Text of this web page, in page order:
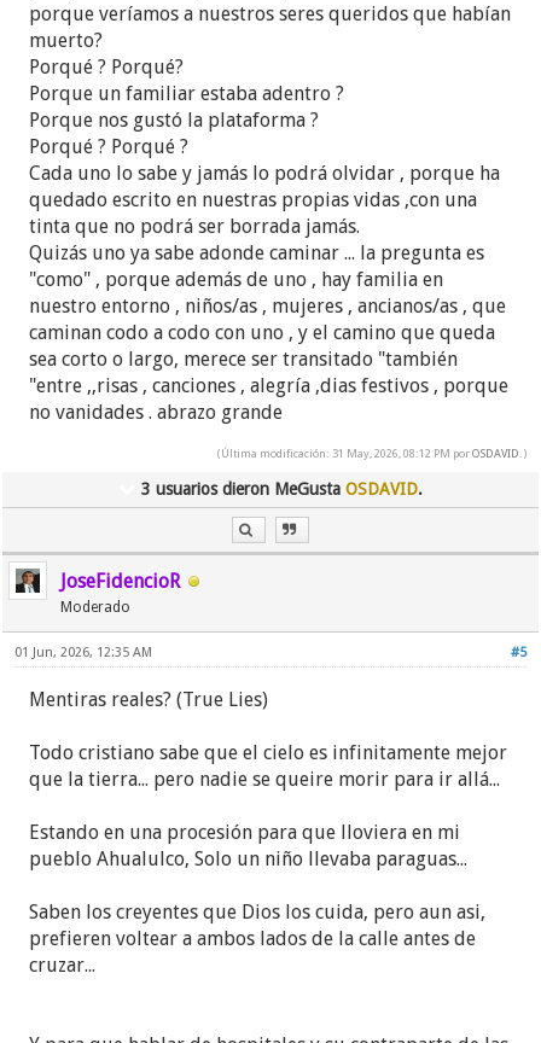
porque veríamos a nuestros seres queridos que habían
muerto?
Porqué ? Porqué?
Porque un familiar estaba adentro ?
Porque nos gustó la plataforma ?
Porqué ? Porqué ?
Cada uno lo sabe y jamás lo podrá olvidar , porque ha
quedado escrito en nuestras propias vidas ,con una
tinta que no podrá ser borrada jamás.
Quizás uno ya sabe adonde caminar ... la pregunta es
"como" , porque además de uno , hay familia en
nuestro entorno , niños/as , mujeres , ancianos/as , que
caminan codo a codo con uno , y el camino que queda
sea corto o largo, merece ser transitado "también
"entre ,,risas , canciones , alegría ,dias festivos , porque
no vanidades . abrazo grande
(Última modificación: 31 May, 2026, 08:12 PM porOSDAVID .)
3 usuarios dieron MeGustaOSDAVID.
JoseFidencioR
Moderado
#5
01 Jun, 2026, 12:35 AM
Mentiras reales? (True Lies)
Todo cristiano sabe que el cielo es infinitamente mejor
que la tierra... pero nadie se queire morir para ir allá...
Estando en una procesión para que lloviera en mi
pueblo Ahualulco, Solo un niño llevaba paraguas...
Saben los creyentes que Dios los cuida, pero aun asi,
prefieren voltear a ambos lados de la calle antes de
cruzar...